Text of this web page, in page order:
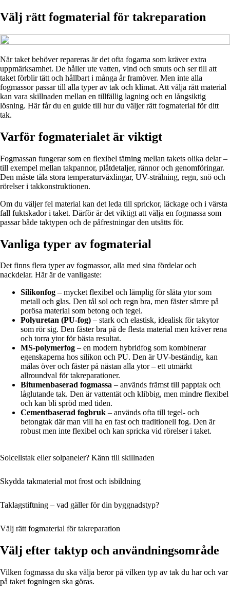
Välj rätt fogmaterial för takreparation
När taket behöver repareras är det ofta fogarna som kräver extra
uppmärksamhet. De håller ute vatten, vind och smuts och ser till att
taket förblir tätt och hållbart i många år framöver. Men inte alla
fogmassor passar till alla typer av tak och klimat. Att välja rätt material
kan vara skillnaden mellan en tillfällig lagning och en långsiktig
lösning. Här får du en guide till hur du väljer rätt fogmaterial för ditt
tak.
Varför fogmaterialet är viktigt
Fogmassan fungerar som en flexibel tätning mellan takets olika delar –
till exempel mellan takpannor, plåtdetaljer, rännor och genomföringar.
Den måste tåla stora temperaturväxlingar, UV-strålning, regn, snö och
rörelser i takkonstruktionen.
Om du väljer fel material kan det leda till sprickor, läckage och i värsta
fall fuktskador i taket. Därför är det viktigt att välja en fogmassa som
passar både taktypen och de påfrestningar den utsätts för.
Vanliga typer av fogmaterial
Det finns flera typer av fogmassor, alla med sina fördelar och
nackdelar. Här är de vanligaste:
Silikonfog – mycket flexibel och lämplig för släta ytor som
metall och glas. Den tål sol och regn bra, men fäster sämre på
porösa material som betong och tegel.
Polyuretan (PU-fog) – stark och elastisk, idealisk för takytor
som rör sig. Den fäster bra på de flesta material men kräver rena
och torra ytor för bästa resultat.
MS-polymerfog – en modern hybridfog som kombinerar
egenskaperna hos silikon och PU. Den är UV-beständig, kan
målas över och fäster på nästan alla ytor – ett utmärkt
allroundval för takreparationer.
Bitumenbaserad fogmassa – används främst till papptak och
låglutande tak. Den är vattentät och klibbig, men mindre flexibel
och kan bli spröd med tiden.
Cementbaserad fogbruk – används ofta till tegel- och
betongtak där man vill ha en fast och traditionell fog. Den är
robust men inte flexibel och kan spricka vid rörelser i taket.
Solcellstak eller solpaneler? Känn till skillnaden
Skydda takmaterial mot frost och isbildning
Taklagstiftning – vad gäller för din byggnadstyp?
Välj rätt fogmaterial för takreparation
Välj efter taktyp och användningsområde
Vilken fogmassa du ska välja beror på vilken typ av tak du har och var
på taket fogningen ska göras.